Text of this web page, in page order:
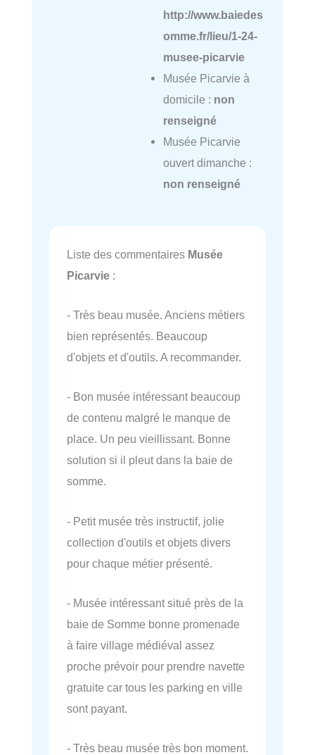
http://www.baiedes
omme.fr/lieu/1-24-
musee-picarvie
Musée Picarvie à
domicile : non
renseigné
Musée Picarvie
ouvert dimanche :
non renseigné
Liste des commentaires Musée
Picarvie :
- Très beau musée. Anciens métiers
bien représentés. Beaucoup
d'objets et d'outils. A recommander.
- Bon musée intéressant beaucoup
de contenu malgré le manque de
place. Un peu vieillissant. Bonne
solution si il pleut dans la baie de
somme.
- Petit musée très instructif, jolie
collection d'outils et objets divers
pour chaque métier présenté.
- Musée intéressant situé près de la
baie de Somme bonne promenade
à faire village médiéval assez
proche prévoir pour prendre navette
gratuite car tous les parking en ville
sont payant.
- Très beau musée très bon moment.